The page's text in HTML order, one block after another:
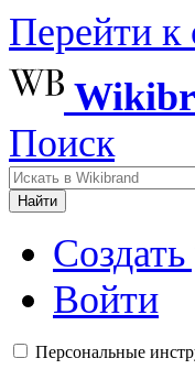
Перейти
Поиск
Найти
Войти
Персональные